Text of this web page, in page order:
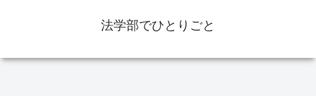
法学部でひとりごと